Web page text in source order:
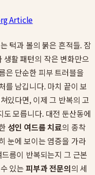
Article
턱과 볼의 붉은 흔적들. 잠
활 패턴의 작은 변화만으
은 단순한 피부 트러블을
를 남깁니다. 마치 끝이 보
있다면, 이제 그 반복의 고
모릅니다. 대전 둔산동에
성인 여드름 치료의 종착
눈에 보이는 염증을 가라
름이 반복되는지 그 근본
있는 피부과 전문의의 세